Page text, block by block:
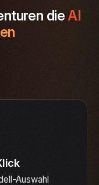
die AI
Auswahl